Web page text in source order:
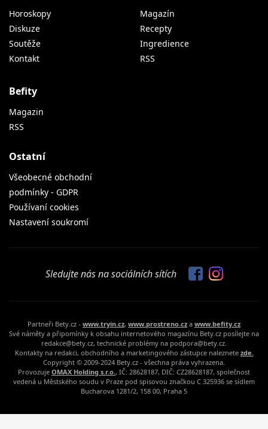
Horoskopy
Diskuze
Soutěže
Kontakt
Magazín
Recepty
Ingredience
RSS
Befity
Magazin
RSS
Ostatní
Všeobecné obchodní
podmínky - GDPR
Používaní cookies
Nastavení soukromí
Sledujte nás na sociálních sítích
Partneři Bety.cz - www.tryin.cz, www.prostreno.cz a www.befity.cz
Své náměty a připomínky k obsahu internetového magazínu Bety.cz posílejte na
redakce@bety.cz, technické problémy na podpora@bety.cz.
Kontakty na redakci, obchodního a marketingového zástupce naleznete zde.
Copyright © 2009-2024 Bety.cz - všechna práva vyhrazena.
Provozuje OMAX Holding s.r.o., IČ: 28628187, DIČ: CZ28628187, společnost
vedená u Městského soudu v Praze pod spisovou značkou C 325936 se sídlem
Bucharova 1281/2, 158 00, Praha 5